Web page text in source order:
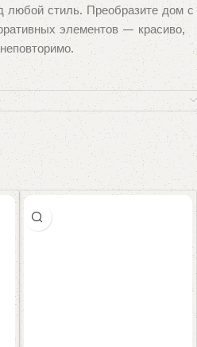
любой стиль. Преобразите дом с
элементов — красиво,